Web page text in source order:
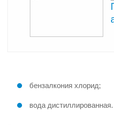
бензалкония хлорид;
вода дистиллированная.